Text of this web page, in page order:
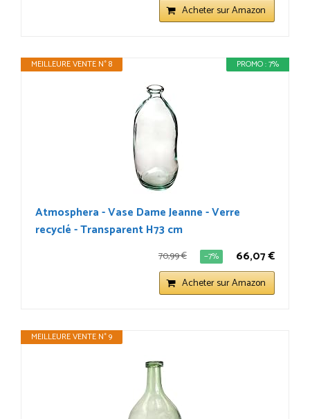
Acheter sur Amazon
PROMO : 7%
MEILLEURE VENTE N° 8
Atmosphera - Vase Dame Jeanne - Verre
recyclé - Transparent H73 cm
70,99 € −7% 66,07 €
Acheter sur Amazon
MEILLEURE VENTE N° 9